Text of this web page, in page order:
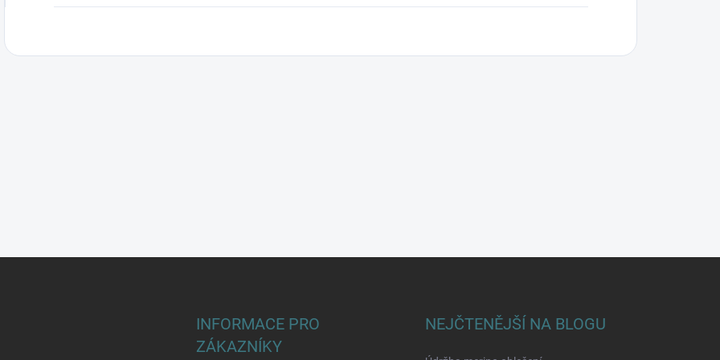
INFORMACE PRO
ZÁKAZNÍKY
NEJČTENĚJŠÍ NA BLOGU